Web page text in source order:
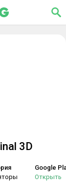
3D
Google
Открыть